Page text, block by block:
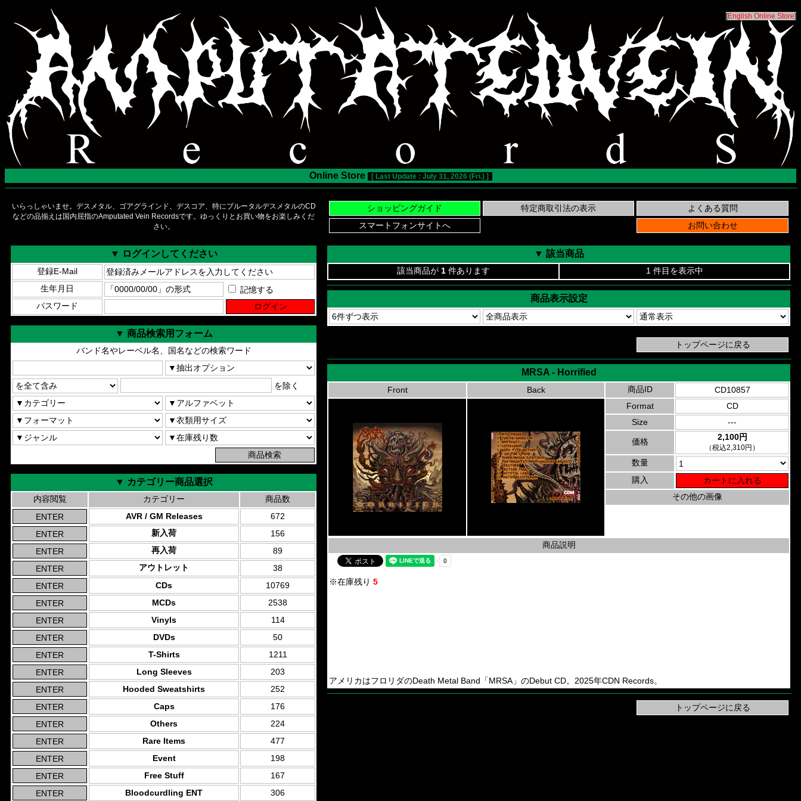
[English Online Store]
Online Store [ Last Update : July 31, 2026 (Fri.) ]
いらっしゃいませ。デスメタル、ゴアグラインド、デスコア、特にブルータルデスメタルのCD
などの品揃えは国内屈指のAmputated Vein Recordsです。ゆっくりとお買い物をお楽しみくだ
さい。
▼ ログインしてください
登録E-Mail
生年月日
記憶する
パスワード
▼ 商品検索用フォーム
バンド名やレーベル名、国名などの検索ワード
を除く
▼ カテゴリー商品選択
内容閲覧 カテゴリー
商品数
AVR / GM Releases
672
新入荷
156
再入荷
89
アウトレット
38
CDs
10769
MCDs
2538
Vinyls
114
DVDs
50
T-Shirts
1211
Long Sleeves
203
Hooded Sweatshirts
252
Caps
176
Others
224
Rare Items
477
Event
198
Free Stuff
167
Bloodcurdling ENT
306
▼ 該当商品
該当商品が 1 件あります 1 件目を表示中
商品表示設定
MRSA - Horrified
Front Back 商品ID
CD10857
Format
CD
Size
---
価格 2,100円
（税込2,310円）
数量
購入
その他の画像
商品説明
※在庫残り 5
アメリカはフロリダのDeath Metal Band「MRSA」のDebut CD。2025年CDN Records。